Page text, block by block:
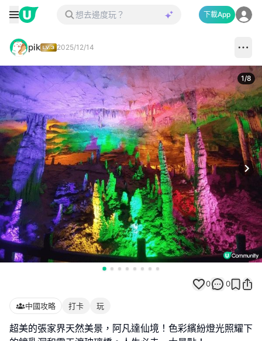
下載App
pik 2025/12/14
1/8
0 0
中國攻略 打卡 玩
超美的張家界天然美景，阿凡達仙境！色彩繽紛燈光照耀下